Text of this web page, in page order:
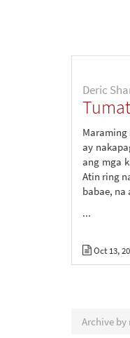
Deric
ay
ang mga
Atin ring
babae, na
...
Oct 13,
Archive by